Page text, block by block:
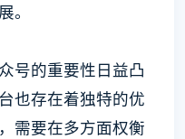
。
号的重要性日益凸
也存在着独特的优
需要在多方面权衡